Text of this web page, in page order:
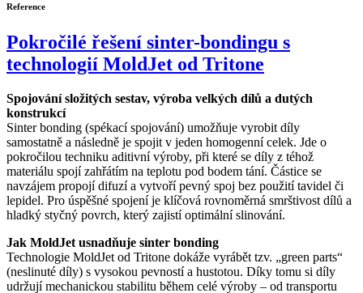
Reference
Pokročilé řešení sinter-bondingu s
technologií MoldJet od Tritone
Spojování složitých sestav, výroba velkých dílů a dutých
konstrukcí
Sinter bonding (spékací spojování) umožňuje vyrobit díly
samostatně a následně je spojit v jeden homogenní celek. Jde o
pokročilou techniku aditivní výroby, při které se díly z téhož
materiálu spojí zahřátím na teplotu pod bodem tání. Částice se
navzájem propojí difuzí a vytvoří pevný spoj bez použití tavidel či
lepidel. Pro úspěšné spojení je klíčová rovnoměrná smrštivost dílů a
hladký styčný povrch, který zajistí optimální slinování.
Jak MoldJet usnadňuje sinter bonding
Technologie MoldJet od Tritone dokáže vyrábět tzv. „green parts“
(neslinuté díly) s vysokou pevností a hustotou. Díky tomu si díly
udržují mechanickou stabilitu během celé výroby – od transportu